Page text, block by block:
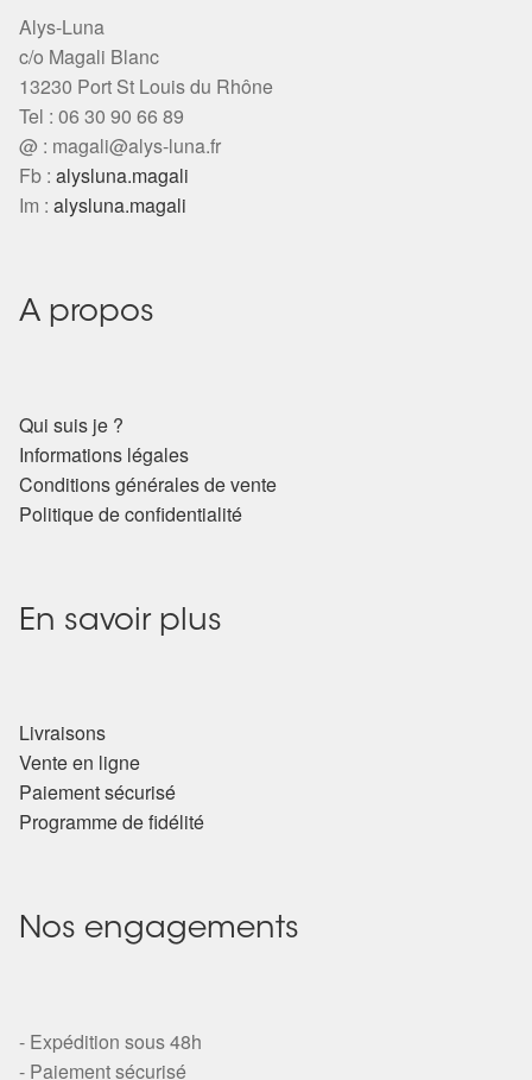
Alys-Luna
c/o Magali Blanc
13230 Port St Louis du Rhône
Tel : 06 30 90 66 89
@ : magali@alys-luna.fr
Fb : alysluna.magali
Im : alysluna.magali
A propos
Qui suis je ?
Informations légales
Conditions générales de vente
Politique de confidentialité
En savoir plus
Livraisons
Vente en ligne
Paiement sécurisé
Programme de fidélité
Nos engagements
- Expédition sous 48h
- Paiement sécurisé